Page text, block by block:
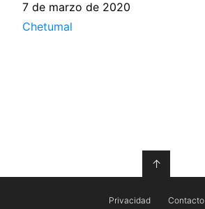
Fecha
7 de marzo de 2020
Respecto a
Chetumal
↑
Privacidad Contacto